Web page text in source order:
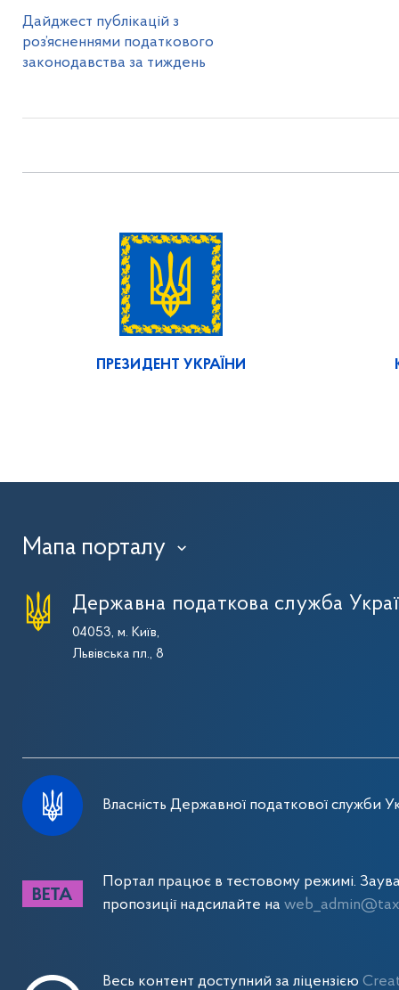
Дайджест публікацій з
роз’ясненнями податкового
законодавства за тиждень
ПРЕЗИДЕНТ УКРАЇНИ
Мапа порталу ›
Державна податкова служба
04053, м. Київ,
Львівська пл., 8
Власність Державної податкової служби
Портал працює в тестовому режимі.
пропозиції надсилайте на
Весь контент доступний за ліцензією